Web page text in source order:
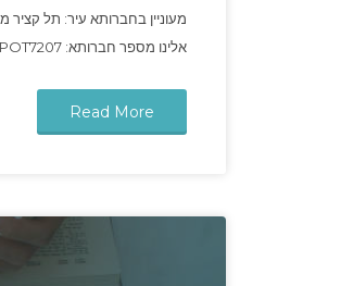
מעוניין בחברותא עיר: תל קציר
אלינו מספר חברותא: POT7207
Read More